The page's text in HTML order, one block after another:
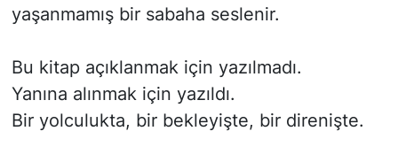
yaşanmamış bir sabaha seslenir.
Bu kitap açıklanmak için yazılmadı.
Yanına alınmak için yazıldı.
Bir yolculukta, bir bekleyişte, bir direnişte.